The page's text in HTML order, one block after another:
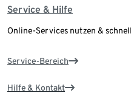
Service & Hilfe
Online-Services nutzen &
Service-Bereich
Hilfe & Kontakt